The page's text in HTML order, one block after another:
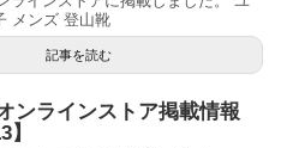
メンズ 登山靴
記事を読む
ンラインストア掲載情報
】